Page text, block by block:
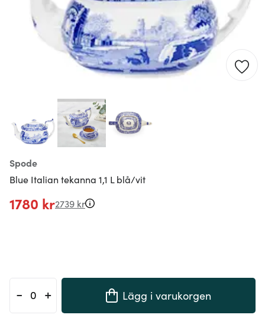
Spode
Blue Italian tekanna 1,1 L blå/vit
1780 kr2739 kr
- + Lägg i varukorgen